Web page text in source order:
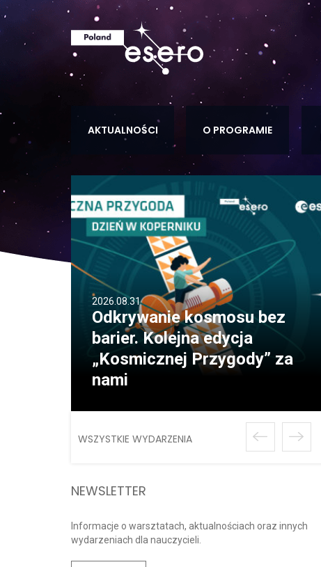
AKTUALNOŚCI O PROGRAMIE
2026.08.31
Odkrywanie kosmosu bez
barier. Kolejna edycja
„Kosmicznej Przygody” za
nami
WSZYSTKIE WYDARZENIA
NEWSLETTER
Informacje o warsztatach, aktualnościach oraz innych
wydarzeniach dla nauczycieli.